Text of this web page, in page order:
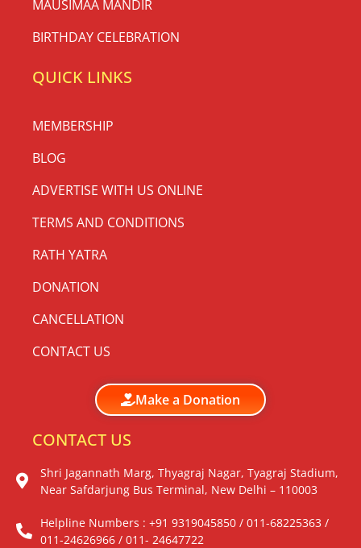
MAUSIMAA MANDIR
BIRTHDAY CELEBRATION
QUICK LINKS
MEMBERSHIP
BLOG
ADVERTISE WITH US ONLINE
TERMS AND CONDITIONS
RATH YATRA
DONATION
CANCELLATION
CONTACT US
Make a Donation
CONTACT US
Shri Jagannath Marg, Thyagraj Nagar, Tyagraj Stadium,
Near Safdarjung Bus Terminal, New Delhi – 110003
Helpline Numbers : +91 9319045850 / 011-68225363 /
011-24626966 / 011- 24647722